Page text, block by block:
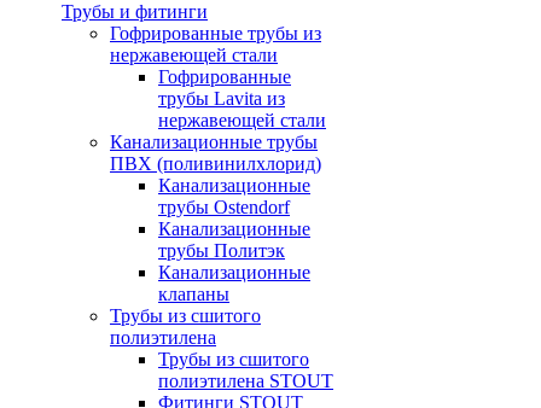
Трубы и фитинги
Гофрированные трубы из
нержавеющей стали
Гофрированные
трубы Lavita из
нержавеющей стали
Канализационные трубы
ПВХ (поливинилхлорид)
Канализационные
трубы Ostendorf
Канализационные
трубы Политэк
Канализационные
клапаны
Трубы из сшитого
полиэтилена
Трубы из сшитого
полиэтилена STOUT
Фитинги STOUT